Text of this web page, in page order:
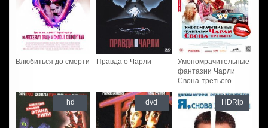
Влюбиться до смерти Правда о Чарли
Умопомрачительные
фантазии Чарли
Свона-третьего
hd dvd HDRip